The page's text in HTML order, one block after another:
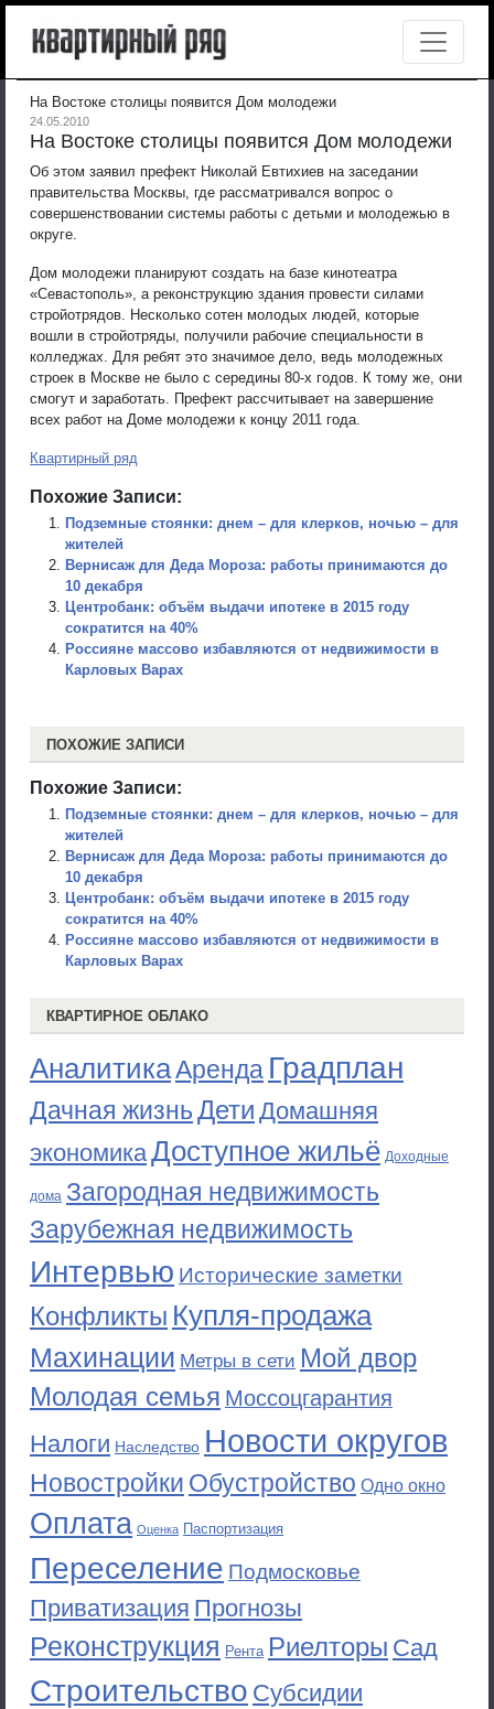
На Востоке столицы появится Дом молодежи
24.05.2010
На Востоке столицы появится Дом молодежи
Об этом заявил префект Николай Евтихиев на заседании
правительства Москвы, где рассматривался вопрос о
совершенствовании системы работы с детьми и молодежью в
округе.
Дом молодежи планируют создать на базе кинотеатра
«Севастополь», а реконструкцию здания провести силами
стройотрядов. Несколько сотен молодых людей, которые
вошли в стройотряды, получили рабочие специальности в
колледжах. Для ребят это значимое дело, ведь молодежных
строек в Москве не было с середины 80-х годов. К тому же, они
смогут и заработать. Префект рассчитывает на завершение
всех работ на Доме молодежи к концу 2011 года.
Квартирный ряд
Похожие Записи:
Подземные стоянки: днем – для клерков, ночью – для
жителей
Вернисаж для Деда Мороза: работы принимаются до
10 декабря
Центробанк: объём выдачи ипотеке в 2015 году
сократится на 40%
Россияне массово избавляются от недвижимости в
Карловых Варах
ПОХОЖИЕ ЗАПИСИ
Похожие Записи:
Подземные стоянки: днем – для клерков, ночью – для
жителей
Вернисаж для Деда Мороза: работы принимаются до
10 декабря
Центробанк: объём выдачи ипотеке в 2015 году
сократится на 40%
Россияне массово избавляются от недвижимости в
Карловых Варах
КВАРТИРНОЕ ОБЛАКО
АналитикаАренда Градплан
Дачная жизньДети Домашняя
экономикаДоступное жильё Доходные
дома Загородная недвижимость
Зарубежная недвижимость
Интервью Исторические заметки
Конфликты Купля-продажа
Махинации Метры в сети Мой двор
Молодая семья Моссоцгарантия
Налоги Наследство Новости округов
Новостройки Обустройство Одно окно
Оплата Оценка Паспортизация
Переселение Подмосковье
Приватизация Прогнозы
Реконструкция Рента Риелторы Сад
Строительство Субсидии